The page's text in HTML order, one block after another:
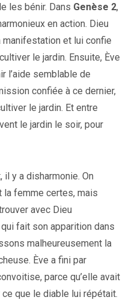
les bénir. Dans Genèse 2,
en action. Dieu
manifestation et lui confie
le jardin. Ensuite, Ève
l’aide semblable de
confiée à ce dernier,
le jardin. Et entre
le jardin le soir, pour
il y a disharmonie. On
la femme certes, mais
avec Dieu
fait son apparition dans
malheureusement la
Ève a fini par
parce qu’elle avait
que le diable lui répétait.